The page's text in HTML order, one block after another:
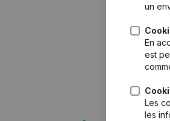
un
En
est
Les
les